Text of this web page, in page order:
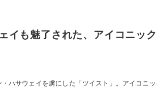
イも魅了された、アイコニッ
ハサウェイを虜にした「ツイスト」。アイコニ